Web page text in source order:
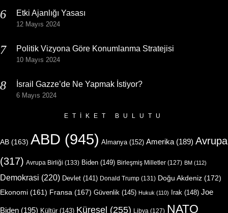
Etki Ajanlığı Yasası
12 Mayıs 2024
Politik Vizyona Göre Konumlanma Stratejisi
10 Mayıs 2024
İsrail Gazze’de Ne Yapmak İstiyor?
6 Mayıs 2024
ETIKET BULUTU
AB (163) ABD (945) Almanya(152) Amerika (189) Avrupa
(317) Avrupa Birliği (133) Biden (149) Birleşmiş Milletler (127) BM (112)
Demokrasi (220) Devlet (141) Donald Trump (131) Doğu Akdeniz (172)
Ekonomi (161) Fransa (167) Güvenlik (145) Hukuk (110) Irak (148) Joe
Biden (195) Kültür(143) Küresel (255) Libya (127) NATO